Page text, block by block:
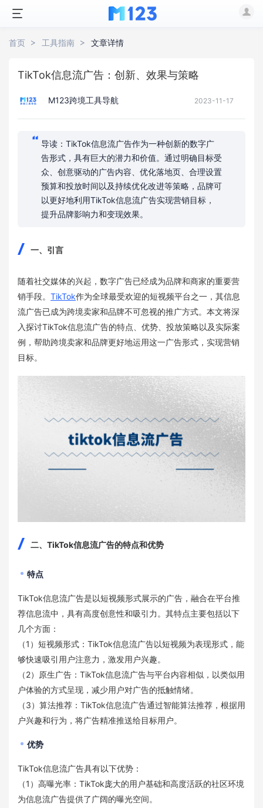
首页 工具指南 文章详情
TikTok信息流广告：创新、效果与策略
M123跨境工具导航 2023-11-17
导读：TikTok信息流广告作为一种创新的数字广
告形式，具有巨大的潜力和价值。通过明确目标受
众、创意驱动的广告内容、优化落地页、合理设置
预算和投放时间以及持续优化改进等策略，品牌可
以更好地利用TikTok信息流广告实现营销目标，
提升品牌影响力和变现效果。
一、引言
随着社交媒体的兴起，数字广告已经成为品牌和商家的重要营
销手段。 TikTok作为全球最受欢迎的短视频平台之一，其信息
流广告已成为跨境卖家和品牌不可忽视的推广方式。本文将深
入探讨TikTok信息流广告的特点、优势、投放策略以及实际案
例，帮助跨境卖家和品牌更好地运用这一广告形式，实现营销
目标。
二、TikTok信息流广告的特点和优势
特点
TikTok信息流广告是以短视频形式展示的广告，融合在平台推
荐信息流中，具有高度创意性和吸引力。其特点主要包括以下
几个方面：
（1）短视频形式：TikTok信息流广告以短视频为表现形式，能
够快速吸引用户注意力，激发用户兴趣。
（2）原生广告：TikTok信息流广告与平台内容相似，以类似用
户体验的方式呈现，减少用户对广告的抵触情绪。
（3）算法推荐：TikTok信息流广告通过智能算法推荐，根据用
户兴趣和行为，将广告精准推送给目标用户。
优势
TikTok信息流广告具有以下优势：
（1）高曝光率：TikTok庞大的用户基础和高度活跃的社区环境
为信息流广告提供了广阔的曝光空间。